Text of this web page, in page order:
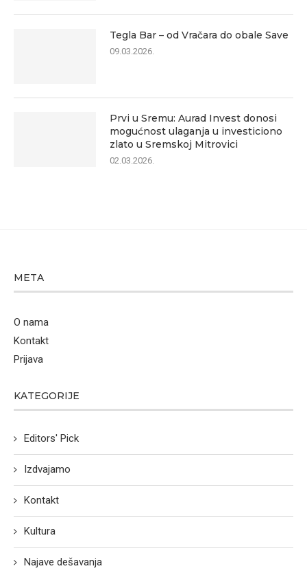
Tegla Bar – od Vračara do obale Save
09.03.2026.
Prvi u Sremu: Aurad Invest donosi
mogućnost ulaganja u investiciono
zlato u Sremskoj Mitrovici
02.03.2026.
META
O nama
Kontakt
Prijava
KATEGORIJE
Editors' Pick
Izdvajamo
Kontakt
Kultura
Najave dešavanja